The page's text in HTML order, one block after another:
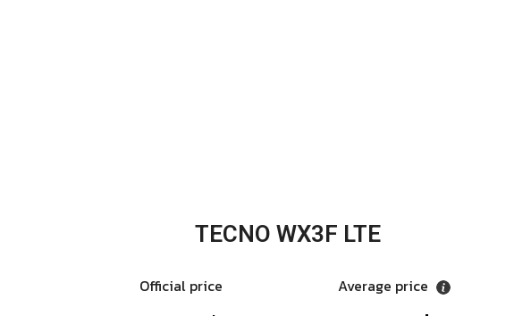
TECNO WX3F LTE
Official price Average price